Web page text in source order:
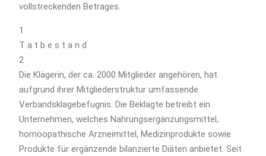
vollstreckenden Betrages.
1
T a t b e s t a n d
2
Die Klägerin, der ca. 2000 Mitglieder angehören, hat
aufgrund ihrer Mitgliederstruktur umfassende
Verbandsklagebefugnis. Die Beklagte betreibt ein
Unternehmen, welches Nahrungsergänzungsmittel,
homöopathische Arzneimittel, Medizinprodukte sowie
Produkte für ergänzende bilanzierte Diäten anbietet. Seit